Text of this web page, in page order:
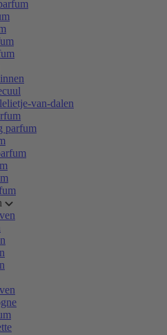
van-dalen
parfum